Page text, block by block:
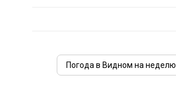
Погода в Видном на неделю